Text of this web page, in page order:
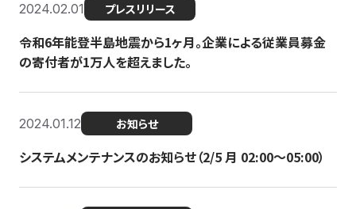
2024.02.01 プレスリリース
令和6年能登半島地震から1ヶ月。企業による従業員募金
の寄付者が1万人を超えました。
2024.01.12 お知らせ
システムメンテナンスのお知らせ（2/5 月 02:00〜05:00）